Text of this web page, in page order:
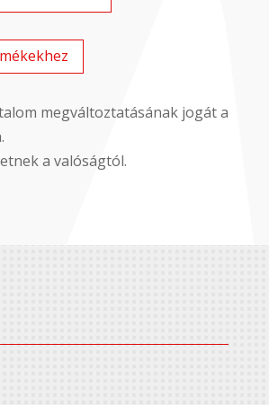
megváltoztatásának jogát a
a valóságtól.